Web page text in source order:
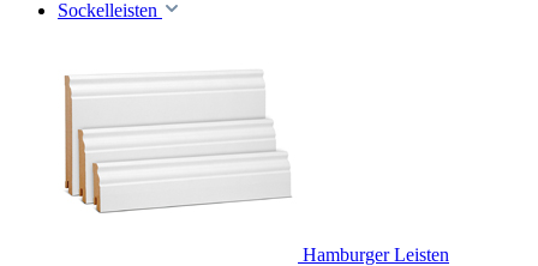
Sockelleisten
Hamburger Leisten